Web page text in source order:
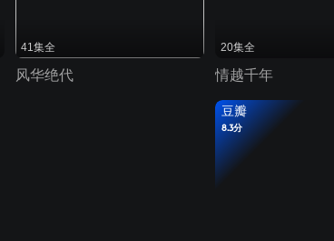
41集全
风华绝代
20集全
情越千年
豆瓣
8.3分